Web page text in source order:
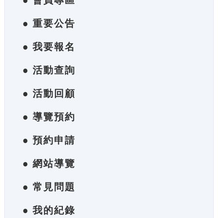
● 重要公告
● 我要報名
● 活動查詢
● 活動回顧
● 導覽預約
● 預約申請
● 網站導覽
● 常見問題
● 我的紀錄